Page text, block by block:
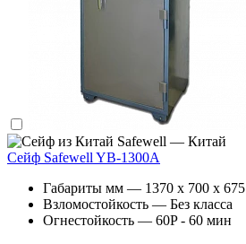
Safewell — Китай
Сейф Safewell YB-1300A
Габариты мм — 1370 x 700 x 675
Взломостойкость — Без класса
Огнестойкость — 60P - 60 мин